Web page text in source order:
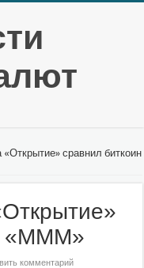
«Открытие» сравнил биткоин
«МММ»
комментарий